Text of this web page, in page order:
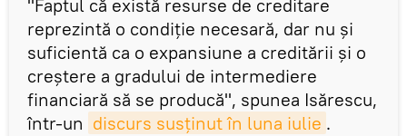
"Faptul că există resurse de creditare
reprezintă o condiţie necesară, dar nu şi
suficientă ca o expansiune a creditării şi o
creştere a gradului de intermediere
financiară să se producă", spunea Isărescu,
într-un discurs susținut în luna iulie .